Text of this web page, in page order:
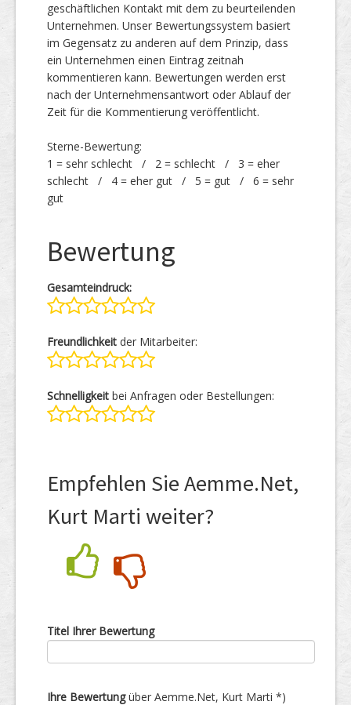
geschäftlichen Kontakt mit dem zu beurteilenden
Unternehmen. Unser Bewertungssystem basiert
im Gegensatz zu anderen auf dem Prinzip, dass
ein Unternehmen einen Eintrag zeitnah
kommentieren kann. Bewertungen werden erst
nach der Unternehmensantwort oder Ablauf der
Zeit für die Kommentierung veröffentlicht.
Sterne-Bewertung:
1 = sehr schlecht / 2 = schlecht / 3 = eher
schlecht / 4 = eher gut / 5 = gut / 6 = sehr
gut
Bewertung
Gesamteindruck:
Freundlichkeit der Mitarbeiter:
Schnelligkeit bei Anfragen oder Bestellungen:
Empfehlen Sie Aemme.Net,
Kurt Marti weiter?
Titel Ihrer Bewertung
Ihre Bewertungüber Aemme.Net, Kurt Marti *)